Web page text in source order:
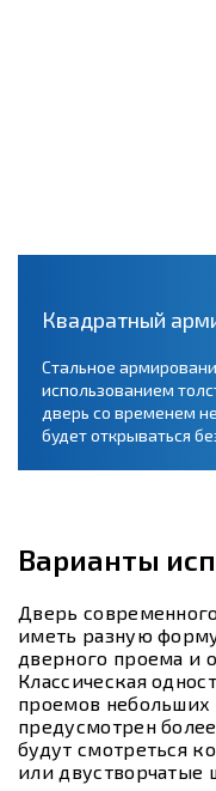
Квадратный
Стальное
использованием
дверь со временем
будет открываться
Варианты
Дверь
иметь разную
дверного проема и
Классическая
проемов небольших
предусмотрен
будут смотреться
или двустворчатые